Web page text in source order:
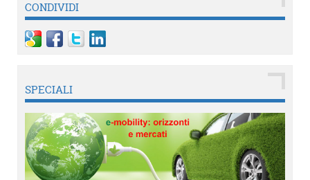
CONDIVIDI
SPECIALI